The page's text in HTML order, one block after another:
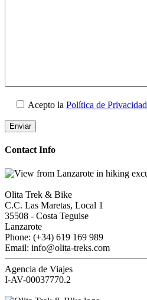
Acepto la Política de Privacidad
Contact Info
Olita Trek & Bike
C.C. Las Maretas, Local 1
35508 - Costa Teguise
Lanzarote
Phone: (+34) 619 169 989
Email: info@olita-treks.com
Agencia de Viajes
I-AV-00037770.2